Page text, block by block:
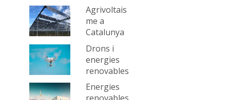
Agrivoltais
me a
Catalunya
Drons i
energies
renovables
Energies